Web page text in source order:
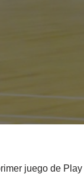
juego de